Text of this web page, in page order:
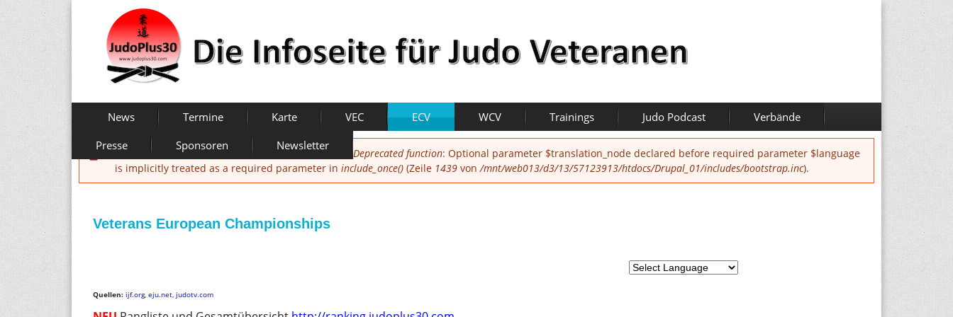
Direkt
Inhalt
u
P
u
p
m
News Termine Karte VEC ECV WCV Trainings Judo Podcast
Verbände
Presse
Sponsoren Newsletter
Fehlermeldung Deprecated function: Optional parameter $translation_node declared before required parameter $language
is implicitly treated as a required parameter in include_once()(Zeile 1439von/mnt/web013/d3/13/57123913/htdocs/Drupal_01/includes/bootstrap.inc).
Veterans European Championships
Quellen: ijf.org, eju.net, judotv.com